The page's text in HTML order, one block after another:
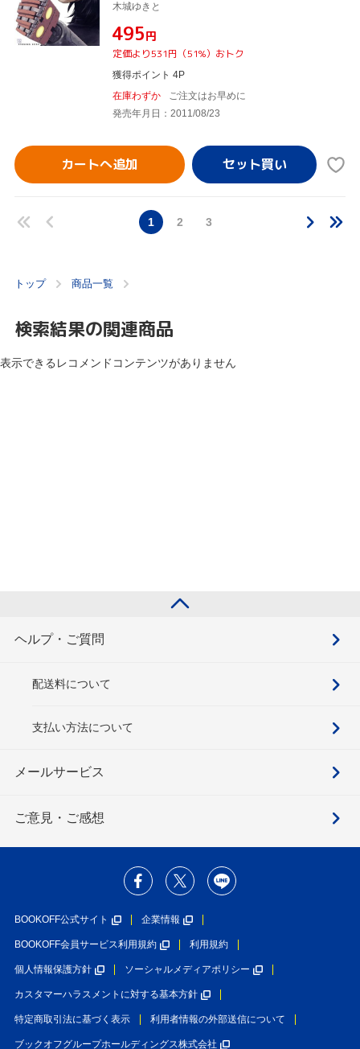
木城ゆきと
¥495円
定価より531円（51%）おトク
獲得ポイント 4P
在庫わずか
ご注文はお早めに
発売年月日：2011/08/23
カートへ追加
1 2 3
トップ 商品一覧
検索結果の関連商品
表示できるレコメンドコンテンツがありません
ヘルプ・ご質問
配送料について
支払い方法について
メールサービス
ご意見・ご感想
BOOKOFF公式サイト 企業情報
BOOKOFF会員サービス利用規約 利用規約
個人情報保護方針 ソーシャルメディアポリシー
カスタマーハラスメントに対する基本方針
特定商取引法に基づく表示 利用者情報の外部送信について
ブックオフグループホールディングス株式会社